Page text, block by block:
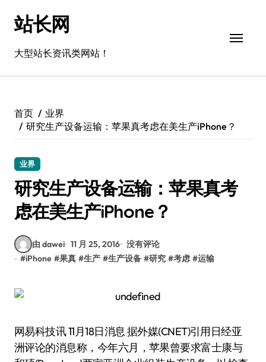
站长网
大型站长资讯类网站！
首页
业界
研究生产设备运输：苹果真考虑在美生产iPhone？
业界
研究生产设备运输：苹果真考
虑在美生产iPhone？
由 dawei 11 月 25, 2016 没有评论
#iPhone #果真 #生产 #生产设备 #研究 #考虑 #运输
网易科技讯 11月18日消息 据外媒(CNET)引用日经亚
洲评论的消息称，今年六月，苹果曾要求富士康与